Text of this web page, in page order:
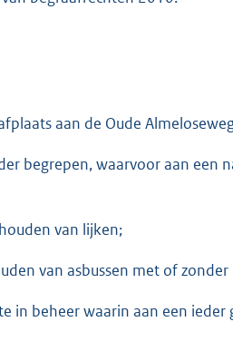
aan de Oude
begrepen, waarvoor aan een
van lijken;
van asbussen met of zonder
in beheer waarin aan een